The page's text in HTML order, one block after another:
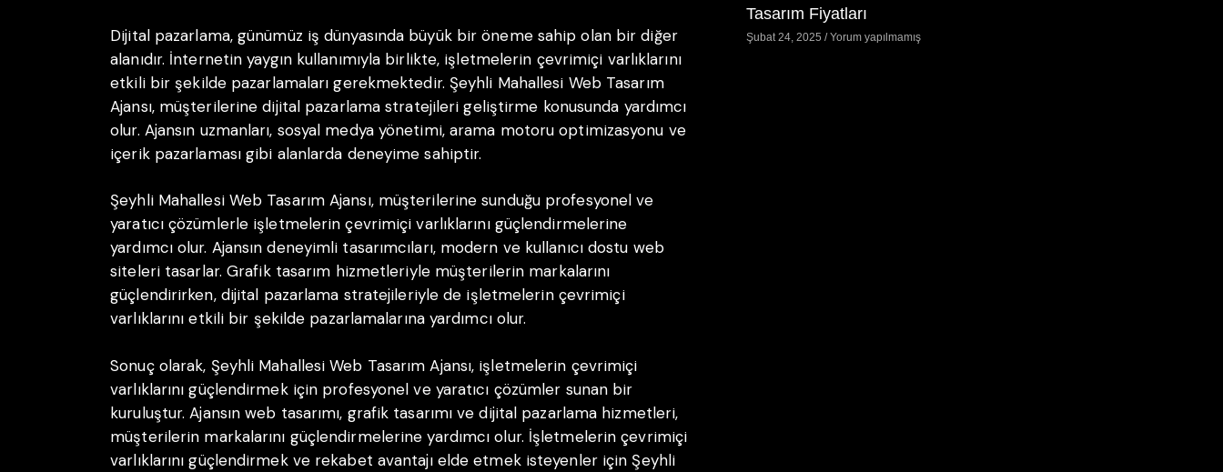
Dijital pazarlama, günümüz iş dünyasında büyük bir öneme sahip olan bir diğer
alanıdır. İnternetin yaygın kullanımıyla birlikte, işletmelerin çevrimiçi varlıklarını
etkili bir şekilde pazarlamaları gerekmektedir. Şeyhli Mahallesi Web Tasarım
Ajansı, müşterilerine dijital pazarlama stratejileri geliştirme konusunda yardımcı
olur. Ajansın uzmanları, sosyal medya yönetimi, arama motoru optimizasyonu ve
içerik pazarlaması gibi alanlarda deneyime sahiptir.
Şeyhli Mahallesi Web Tasarım Ajansı, müşterilerine sunduğu profesyonel ve
yaratıcı çözümlerle işletmelerin çevrimiçi varlıklarını güçlendirmelerine
yardımcı olur. Ajansın deneyimli tasarımcıları, modern ve kullanıcı dostu web
siteleri tasarlar. Grafik tasarım hizmetleriyle müşterilerin markalarını
güçlendirirken, dijital pazarlama stratejileriyle de işletmelerin çevrimiçi
varlıklarını etkili bir şekilde pazarlamalarına yardımcı olur.
Sonuç olarak, Şeyhli Mahallesi Web Tasarım Ajansı, işletmelerin çevrimiçi
varlıklarını güçlendirmek için profesyonel ve yaratıcı çözümler sunan bir
kuruluştur. Ajansın web tasarımı, grafik tasarımı ve dijital pazarlama hizmetleri,
müşterilerin markalarını güçlendirmelerine yardımcı olur. İşletmelerin çevrimiçi
varlıklarını güçlendirmek ve rekabet avantajı elde etmek isteyenler için Şeyhli
Tasarım Fiyatları
Şubat 24, 2025 Yorum yapılmamış